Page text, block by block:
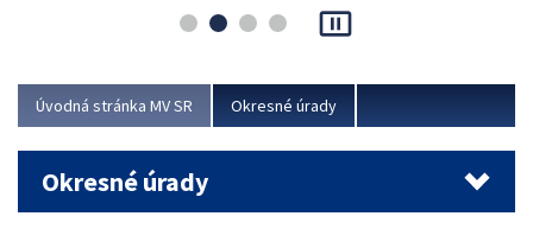
asociácie poisťovní (SLASPO) a Ministerstva vnútra SR.
Viac
pause_presentation
Úvodná stránka MV SR Okresné úrady
Okresné úrady